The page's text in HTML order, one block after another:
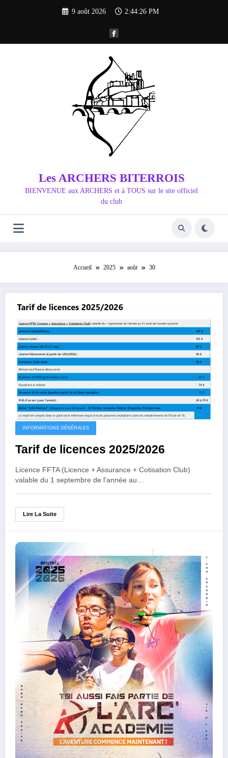
9 août 2026 2:44:26 PM
Les ARCHERS BITERROIS
BIENVENUE aux ARCHERS et à TOUS sur le site officiel
du club
Accueil 2025 août 30
INFORMATIONS GÉNÉRALES
Tarif de licences 2025/2026
Licence FFTA (Licence + Assurance + Cotisation Club)
valable du 1 septembre de l'année au…
Lire La Suite